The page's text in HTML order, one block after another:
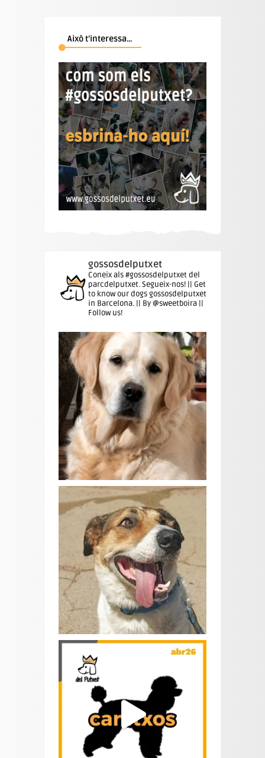
Això t’interessa…
gossosdelputxet
Coneix als #gossosdelputxet del
parcdelputxet. Segueix-nos! || Get
to know our dogs gossosdelputxet
in Barcelona. || By @sweetboira ||
Follow us!